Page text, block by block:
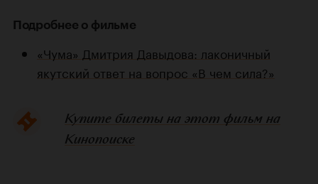
Подробнее о фильме
«Чума» Дмитрия Давыдова: лаконичный
якутский ответ на вопрос «В чем сила?»
Купите билеты на этот фильм на
Кинопоиске